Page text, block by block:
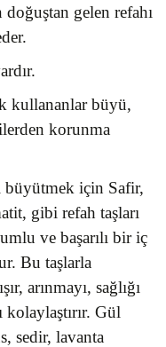
gelen refahı
kullananlar büyü,
korunma
büyütmek için Safir,
gibi refah taşları
ve başarılı bir iç
Bu taşlarla
arınmayı, sağlığı
Gül
sedir, lavanta